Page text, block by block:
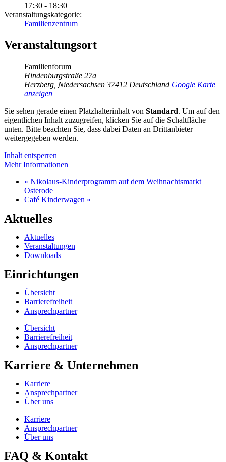
17:30 - 18:30
Veranstaltungskategorie:
Familienzentrum
Veranstaltungsort
Familienforum
Hindenburgstraße 27a
Herzberg Niedersachsen 37412 Deutschland Google Karte
anzeigen
Sie sehen gerade einen Platzhalterinhalt von Standard. Um auf den
eigentlichen Inhalt zuzugreifen, klicken Sie auf die Schaltfläche
unten. Bitte beachten Sie, dass dabei Daten an Drittanbieter
weitergegeben werden.
Inhalt entsperren
Mehr Informationen
« Nikolaus-Kinderprogramm auf dem Weihnachtsmarkt
Osterode
Café Kinderwagen »
Aktuelles
Aktuelles
Veranstaltungen
Downloads
Einrichtungen
Übersicht
Barrierefreiheit
Ansprechpartner
Übersicht
Barrierefreiheit
Ansprechpartner
Karriere & Unternehmen
Karriere
Ansprechpartner
Über uns
Karriere
Ansprechpartner
Über uns
FAQ & Kontakt